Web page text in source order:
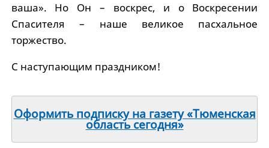
ваша». Но Он – воскрес, и о Воскресении
Спасителя – наше великое пасхальное
торжество.
С наступающим праздником!
Оформить подписку на газету «Тюменская
область сегодня»